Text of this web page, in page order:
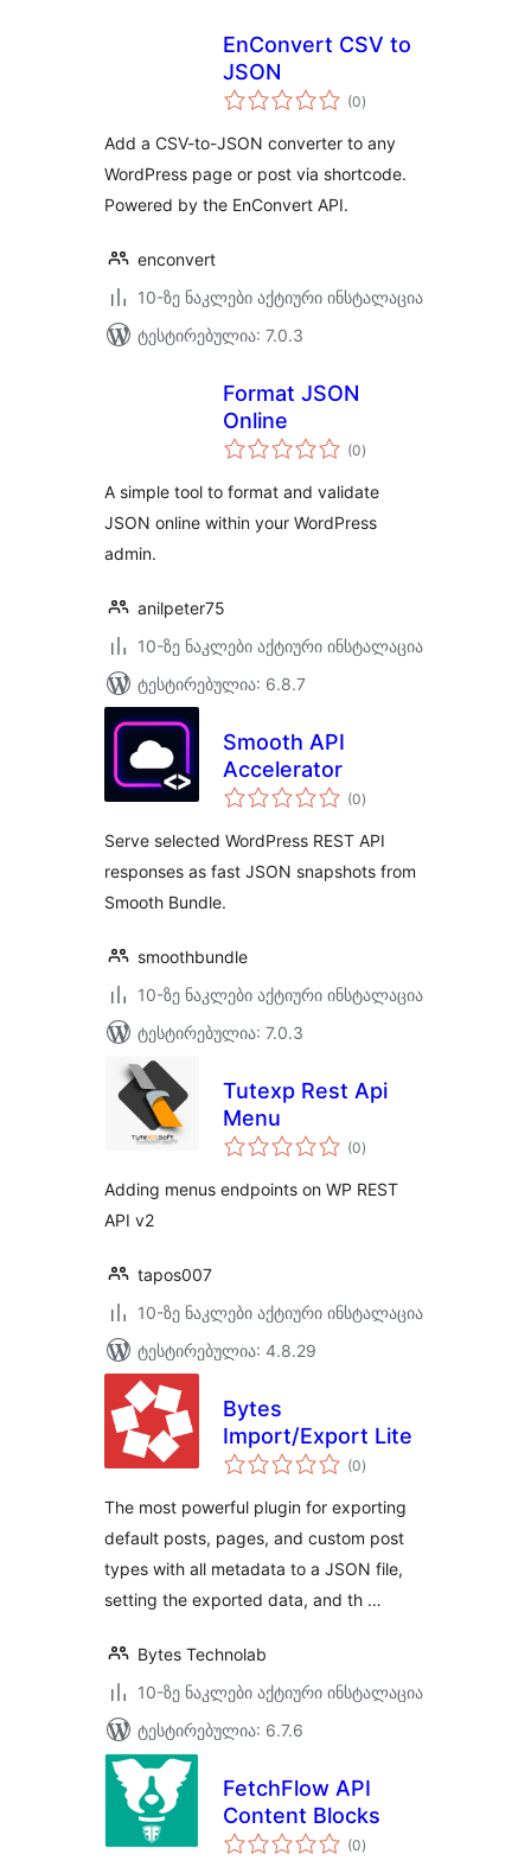
EnConvert CSV to
JSON
(0საერთო
რეიტინგი
)
Add a CSV-to-JSON converter to any
WordPress page or post via shortcode.
Powered by the EnConvert API.
enconvert
10-ზე ნაკლები აქტიური ინსტალაცია
ტესტირებულია: 7.0.3
Format JSON
Online
(0საერთო
რეიტინგი
)
A simple tool to format and validate
JSON online within your WordPress
admin.
anilpeter75
10-ზე ნაკლები აქტიური ინსტალაცია
ტესტირებულია: 6.8.7
Smooth API
Accelerator
(0საერთო
რეიტინგი
)
Serve selected WordPress REST API
responses as fast JSON snapshots from
Smooth Bundle.
smoothbundle
10-ზე ნაკლები აქტიური ინსტალაცია
ტესტირებულია: 7.0.3
Tutexp Rest Api
Menu
(0საერთო
რეიტინგი
)
Adding menus endpoints on WP REST
API v2
tapos007
10-ზე ნაკლები აქტიური ინსტალაცია
ტესტირებულია: 4.8.29
Bytes
Import/Export Lite
(0საერთო
რეიტინგი
)
The most powerful plugin for exporting
default posts, pages, and custom post
types with all metadata to a JSON file,
setting the exported data, and th …
Bytes Technolab
10-ზე ნაკლები აქტიური ინსტალაცია
ტესტირებულია: 6.7.6
FetchFlow API
Content Blocks
(0საერთო
რეიტინგი
)